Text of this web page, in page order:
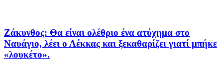
Ζάκυνθος: Θα είναι ολέθριο ένα ατύχημα στο
Ναυάγιο, λέει ο Λέκκας και ξεκαθαρίζει γιατί μπήκε
«λουκέτο».